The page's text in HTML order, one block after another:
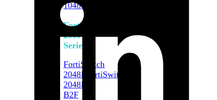
1048G
FortiSwitch
2000
Series
FortiSwitch
2048F
FortiSwitch
2048F-
B2F